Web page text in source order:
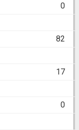
0
82
17
0